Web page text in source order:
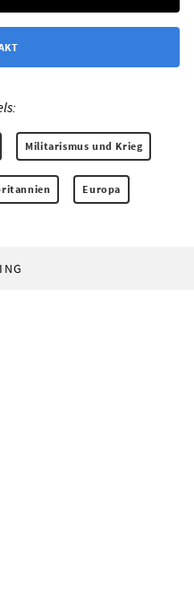
Militarismus und Krieg
Europa